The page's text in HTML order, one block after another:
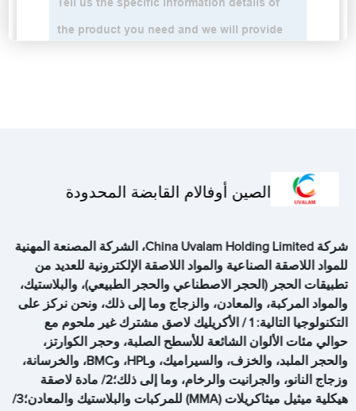
الصين أوفالام القابضة المحدودة
شركة China Uvalam Holding Limited، الشركة المصنعة المهنية
للمواد اللاصقة الصناعية والمواد اللاصقة الإلكترونية للعديد من
تطبيقات الحجر (الحجر الاصطناعي والحجر الطبيعي)، والبلاستيك،
والمواد المركبة، والمعادن، والزجاج وما إلى ذلك، ونحن نركز على
التكنولوجيا التالية: 1 / الأكريليك لاصق مشترك غير ملحوم مع
حوالي مئات الألوان الشائعة للأسطح الصلبة، وحجر الكوارتز،
والحجر الملبد، والخزف، والسيراميك، وHPL، وBMC، والخرسانة،
وزجاج النانو، والجرانيت والرخام، وما إلى ذلك؛2/ مادة لاصقة
هيكلية ميثيل ميثاكريلات (MMA) للمركبات والبلاستيك والمعادن؛3/